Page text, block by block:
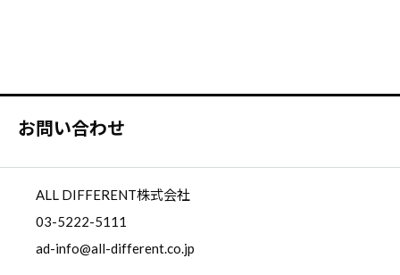
お問い合わせ
ALL DIFFERENT株式会社
03-5222-5111
ad-info@all-different.co.jp